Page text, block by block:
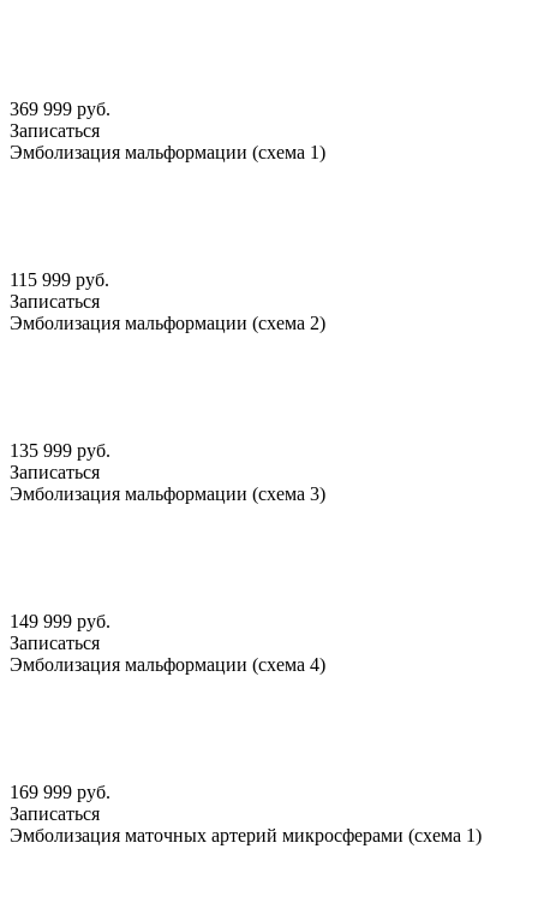
369 999 руб.
Записаться
Эмболизация мальформации (схема 1)
115 999 руб.
Записаться
Эмболизация мальформации (схема 2)
135 999 руб.
Записаться
Эмболизация мальформации (схема 3)
149 999 руб.
Записаться
Эмболизация мальформации (схема 4)
169 999 руб.
Записаться
Эмболизация маточных артерий микросферами (схема 1)